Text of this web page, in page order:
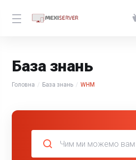
База знань
Головна База знань WHM